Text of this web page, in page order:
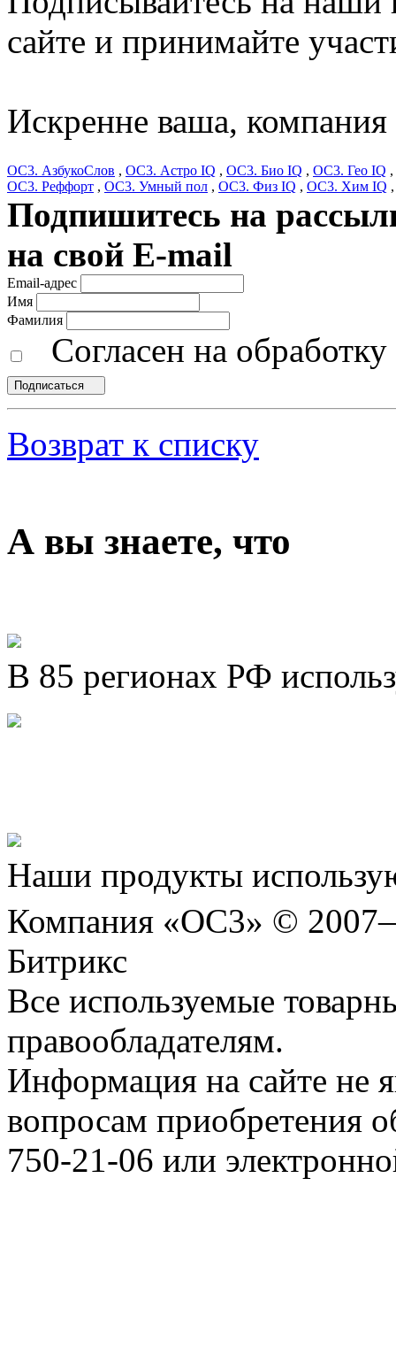
сайте и принимайте
Искренне ваша,
ОС3. АзбукоСлов , ОС3. Астро IQ , ОС3. Био IQ , ОС3. Гео IQ ,
ОС3. Реффорт , ОС3. Умный пол , ОС3. Физ IQ , ОС3. Хим IQ
Подпишитесь на
на свой E-mail
Email-адрес
Имя
Фамилия
Согласен на
Подписаться
Возврат к списку
А вы знаете, что
В 85 регионах РФ
Наши продукты
Компания «ОС3» ©
Битрикс
Все используемые
правообладателям.
Информация на сайте не
вопросам приобретения
750-21-06 или